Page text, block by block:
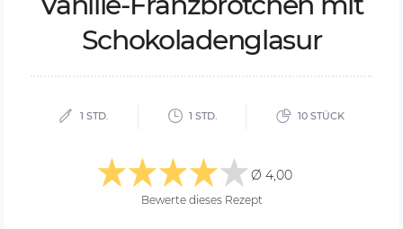
Scho­ko­la­den­gla­sur
1 STD. 1 STD. 10 STÜCK
Ø 4,00
Bewerte dieses Rezept